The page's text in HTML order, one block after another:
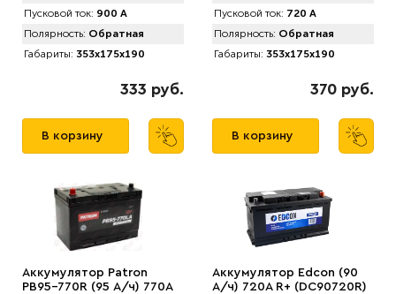
Пусковой ток: 900 А
Полярность: Обратная
Габариты: 353x175x190
333 руб.
В корзину
Пусковой ток: 720 А
Полярность: Обратная
Габариты: 353x175x190
370 руб.
В корзину
Аккумулятор Patron
PB95-770R (95 А/ч) 770A
Аккумулятор Edcon (90
А/ч) 720A R+ (DC90720R)